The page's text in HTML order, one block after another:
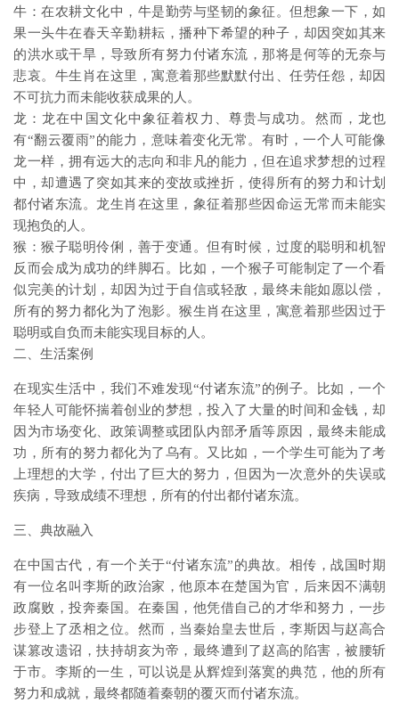
牛：在农耕文化中，牛是勤劳与坚韧的象征。但想象一下，如
果一头牛在春天辛勤耕耘，播种下希望的种子，却因突如其来
的洪水或干旱，导致所有努力付诸东流，那将是何等的无奈与
悲哀。牛生肖在这里，寓意着那些默默付出、任劳任怨，却因
不可抗力而未能收获成果的人。
龙：龙在中国文化中象征着权力、尊贵与成功。然而，龙也
有“翻云覆雨”的能力，意味着变化无常。有时，一个人可能像
龙一样，拥有远大的志向和非凡的能力，但在追求梦想的过程
中，却遭遇了突如其来的变故或挫折，使得所有的努力和计划
都付诸东流。龙生肖在这里，象征着那些因命运无常而未能实
现抱负的人。
猴：猴子聪明伶俐，善于变通。但有时候，过度的聪明和机智
反而会成为成功的绊脚石。比如，一个猴子可能制定了一个看
似完美的计划，却因为过于自信或轻敌，最终未能如愿以偿，
所有的努力都化为了泡影。猴生肖在这里，寓意着那些因过于
聪明或自负而未能实现目标的人。
二、生活案例
在现实生活中，我们不难发现“付诸东流”的例子。比如，一个
年轻人可能怀揣着创业的梦想，投入了大量的时间和金钱，却
因为市场变化、政策调整或团队内部矛盾等原因，最终未能成
功，所有的努力都化为了乌有。又比如，一个学生可能为了考
上理想的大学，付出了巨大的努力，但因为一次意外的失误或
疾病，导致成绩不理想，所有的付出都付诸东流。
三、典故融入
在中国古代，有一个关于“付诸东流”的典故。相传，战国时期
有一位名叫李斯的政治家，他原本在楚国为官，后来因不满朝
政腐败，投奔秦国。在秦国，他凭借自己的才华和努力，一步
步登上了丞相之位。然而，当秦始皇去世后，李斯因与赵高合
谋篡改遗诏，扶持胡亥为帝，最终遭到了赵高的陷害，被腰斩
于市。李斯的一生，可以说是从辉煌到落寞的典范，他的所有
努力和成就，最终都随着秦朝的覆灭而付诸东流。